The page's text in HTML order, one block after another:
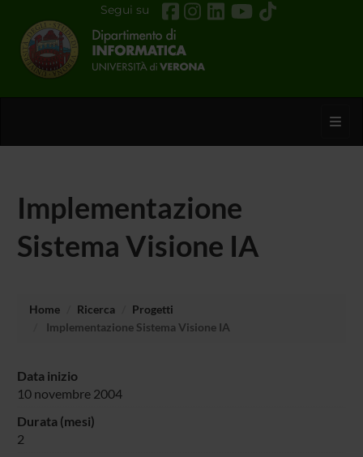
Segui su
Implementazione
Sistema Visione IA
Home Ricerca
Progetti
Implementazione Sistema Visione IA
Data inizio
10 novembre 2004
Durata (mesi)
2